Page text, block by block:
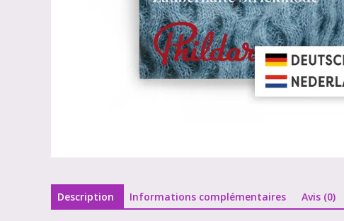
Description Informations complémentaires Avis (0)